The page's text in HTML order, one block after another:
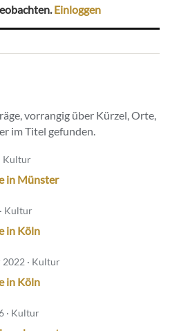
Einloggen
vorrangig über Kürzel, Orte,
im Titel gefunden.
Kultur
in Münster
Kultur
in Köln
2022 · Kultur
in Köln
· Kultur